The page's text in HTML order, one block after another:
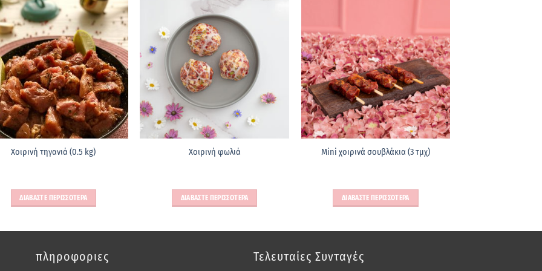
Χοιρινή τηγανιά (0.5 kg)
ΔΙΑΒΑΣΤΕ ΠΕΡΙΣΣΟΤΕΡΑ
Χοιρινή φωλιά
ΔΙΑΒΑΣΤΕ ΠΕΡΙΣΣΟΤΕΡΑ
Mini χοιρινά σουβλάκια (3 τμχ)
ΔΙΑΒΑΣΤΕ ΠΕΡΙΣΣΟΤΕΡΑ
πληροφοριες Τελευταίες Συνταγές